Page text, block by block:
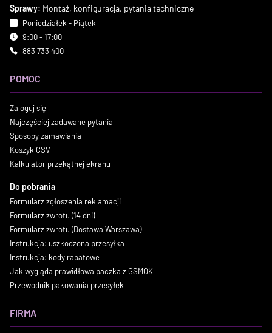
Sprawy: Montaż, konfiguracja, pytania techniczne
Poniedziałek - Piątek
9:00 - 17:00
883 733 400
POMOC
Zaloguj się
Najczęściej zadawane pytania
Sposoby zamawiania
Koszyk CSV
Kalkulator przekątnej ekranu
Do pobrania
Formularz zgłoszenia reklamacji
Formularz zwrotu (14 dni)
Formularz zwrotu (Dostawa Warszawa)
Instrukcja: uszkodzona przesyłka
Instrukcja: kody rabatowe
Jak wygląda prawidłowa paczka z GSMOK
Przewodnik pakowania przesyłek
FIRMA